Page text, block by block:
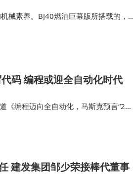
械素养。BJ40燃油巨幕版所搭载的，
码 编程或迎全自动化时代
《编程迈向全自动化，马斯克预言“202
建发集团邹少荣接棒代董事